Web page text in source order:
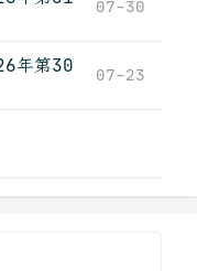
07-30
年第30
07-23